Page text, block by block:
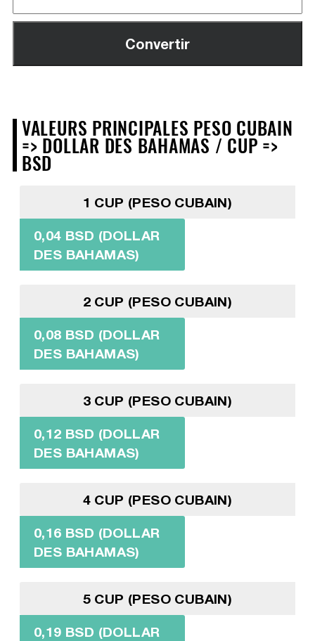
VALEURS PRINCIPALES PESO CUBAIN
=> DOLLAR DES BAHAMAS / CUP =>
BSD
1 CUP (PESO CUBAIN)
0,04 BSD (DOLLAR
DES BAHAMAS)
2 CUP (PESO CUBAIN)
0,08 BSD (DOLLAR
DES BAHAMAS)
3 CUP (PESO CUBAIN)
0,12 BSD (DOLLAR
DES BAHAMAS)
4 CUP (PESO CUBAIN)
0,16 BSD (DOLLAR
DES BAHAMAS)
5 CUP (PESO CUBAIN)
0,19 BSD (DOLLAR